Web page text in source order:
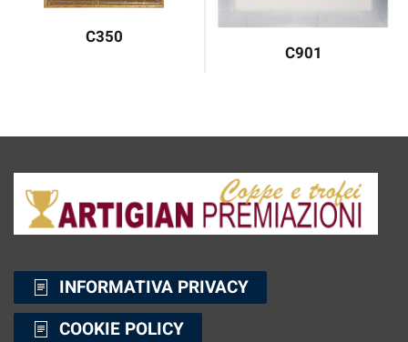
C350
C901
INFORMATIVA PRIVACY
COOKIE POLICY